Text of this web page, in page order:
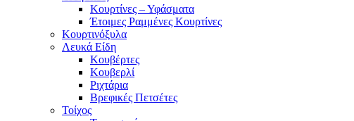
Κουρτίνες – Υφάσματα
Έτοιμες Ραμμένες Κουρτίνες
Κουρτινόξυλα
Λευκά Είδη
Κουβέρτες
Κουβερλί
Ριχτάρια
Βρεφικές Πετσέτες
Τοίχος